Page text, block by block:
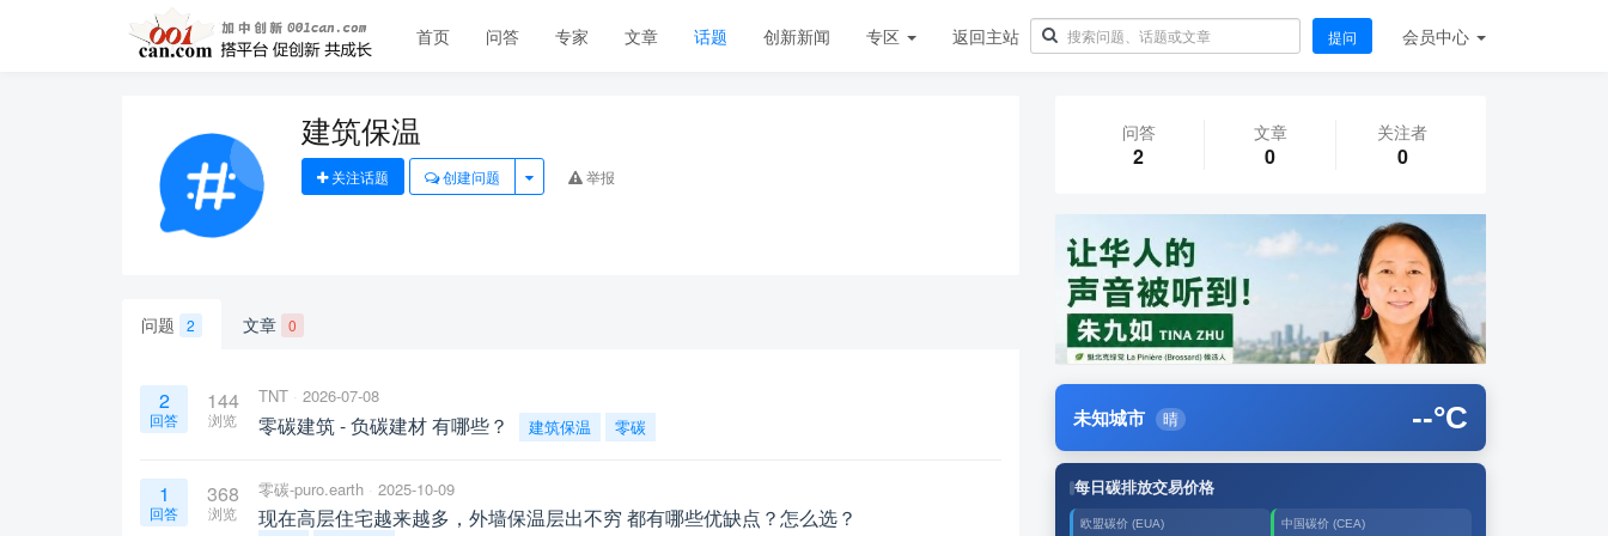
首页 问答 专家 文章 话题 创新新闻 专区 返回主站 提问 会员中心
建筑保温
关注话题 创建问题 举报
问题 2 文章 0
2
回答
144
浏览
TNT 2026-07-08
零碳建筑 - 负碳建材 有哪些？ 建筑保温 零碳
1
回答
368
浏览
零碳-puro.earth 2025-10-09
现在高层住宅越来越多，外墙保温层出不穷 都有哪些优缺点？怎么选？
问答
2
文章
0
关注者
0
未知城市 晴 --°C
每日碳排放交易价格
欧盟碳价 (EUA) 中国碳价 (CEA)